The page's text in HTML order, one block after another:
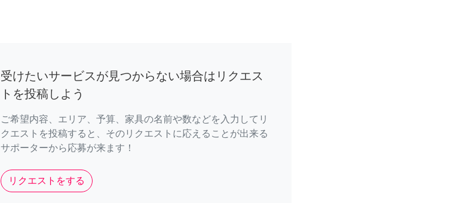
受けたいサービスが見つからない場合はリクエス
トを投稿しよう
ご希望内容、エリア、予算、家具の名前や数などを入力してリ
クエストを投稿すると、そのリクエストに応えることが出来る
サポーターから応募が来ます！
リクエストをする